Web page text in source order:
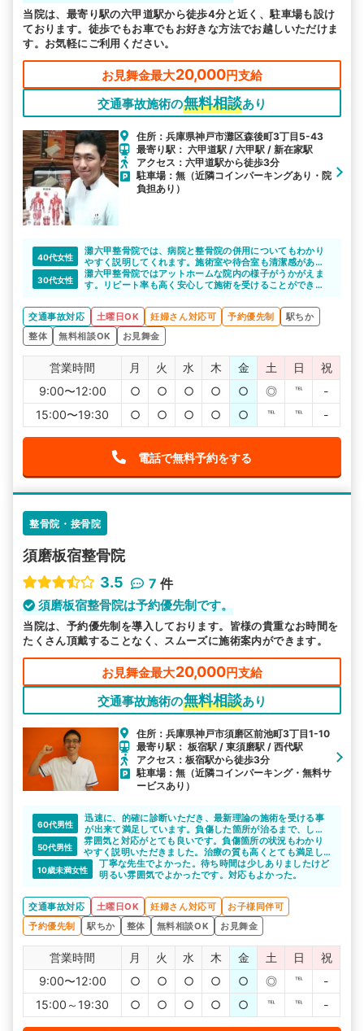
当院は、最寄り駅の六甲道駅から徒歩4分と近く、駐車場も設け
ております。徒歩でもお車でもお好きな方法でお越しいただけま
す。お気軽にご利用ください。
お見舞金最大20,000円支給
交通事故施術の無料相談あり
住所：兵庫県神戸市灘区森後町3丁目5-43
最寄り駅： 六甲道駅 / 六甲駅 / 新在家駅
アクセス：六甲道駅から徒歩3分
駐車場：無（近隣コインパーキングあり・院
負担あり）
40代女性
灘六甲整骨院では、病院と整骨院の併用についてもわかり
やすく説明してくれます。施術室や待合室も清潔感があ
り、綺麗なので通いたくなりますよね。
30代女性
灘六甲整骨院ではアットホームな院内の様子がうかがえま
す。リピート率も高く安心して施術を受けることができま
交通事故対応
土曜日OK 妊婦さん対応可 予約優先制
駅ちか
整体
無料相談OK お見舞金
営業時間 月 火 水 木 金 土 日
祝
9:00〜12:00
○ ○ ○ ○ ○ ◎ ℡
-
15:00〜19:30
○ ○ ○ ○ ○ ℡ ℡ -
電話で無料予約をする
整骨院・接骨院
須磨板宿整骨院
3.5
7 件
須磨板宿整骨院は予約優先制です。
当院は、予約優先制を導入しております。皆様の貴重なお時間を
たくさん頂戴することなく、スムーズに施術案内ができます。
お見舞金最大20,000円支給
交通事故施術の無料相談あり
住所：兵庫県神戸市須磨区前池町3丁目1-10
最寄り駅： 板宿駅 / 東須磨駅 / 西代駅
アクセス：板宿駅から徒歩3分
駐車場：無（近隣コインパーキング・無料サ
ービスあり）
60代男性
迅速に、的確に診断いただき、最新理論の施術を受ける事
が出来て満足しています。負傷した箇所が治るまで、しっ
かりと通院します。
50代男性
雰囲気と対応がとても良いです。負傷箇所の状況もわかり
やすく説明いただきました。治療の質も高くとても満足し
ております。
10歳未満女性
丁寧な先生でよかった。待ち時間は少しありましたけど
明るい雰囲気でよかったです。対応もよかった。
交通事故対応 土曜日OK 妊婦さん対応可
お子様同伴可
予約優先制
駅ちか 整体 無料相談OK お見舞金
営業時間 月 火 水 木 金 土 日
祝
9:00〜12:00
○ ○ ○ ○ ○ ◎ ℡
-
15:00～19:30
○ ○ ○ ○ ○ ℡ ℡ -